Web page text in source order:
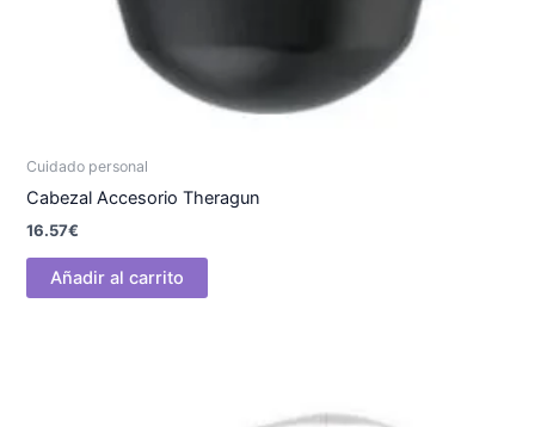
Cuidado personal
Cabezal Accesorio Theragun
16.57€
Añadir al carrito